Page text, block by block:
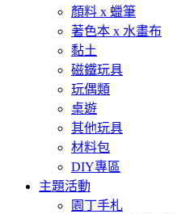
顏料 x 蠟筆
著色本 x 水畫布
黏土
磁鐵玩具
玩偶類
桌遊
其他玩具
材料包
DIY專區
主題活動
園丁手札